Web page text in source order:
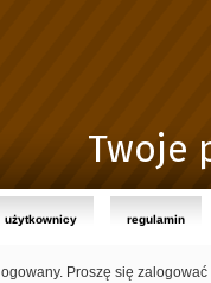
Twoje
użytkownicy regulamin
Proszę się